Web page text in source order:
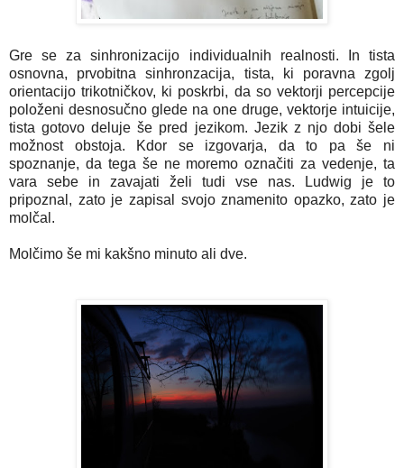
Gre se za sinhronizacijo individualnih realnosti. In tista
osnovna, prvobitna sinhronzacija, tista, ki poravna zgolj
orientacijo trikotničkov, ki poskrbi, da so vektorji percepcije
položeni desnosučno glede na one druge, vektorje intuicije,
tista gotovo deluje še pred jezikom. Jezik z njo dobi šele
možnost obstoja. Kdor se izgovarja, da to pa še ni
spoznanje, da tega še ne moremo označiti za vedenje, ta
vara sebe in zavajati želi tudi vse nas. Ludwig je to
pripoznal, zato je zapisal svojo znamenito opazko, zato je
molčal.
Molčimo še mi kakšno minuto ali dve.